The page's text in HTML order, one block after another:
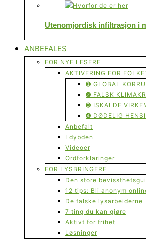
Utenomjordisk infiltrasjon i
ANBEFALES
FOR NYE LESERE
AKTIVERING FOR
➊ GLOBAL
➋ FALSK
➌ ISKALDE
➍ DØDELIG
Anbefalt
I dybden
Videoer
Ordforklaringer
FOR LYSBRINGERE
Den store
12 tips: Bli anonym
De falske lysarbeiderne
7 ting du kan gjøre
Aktivt for frihet
Løsninger